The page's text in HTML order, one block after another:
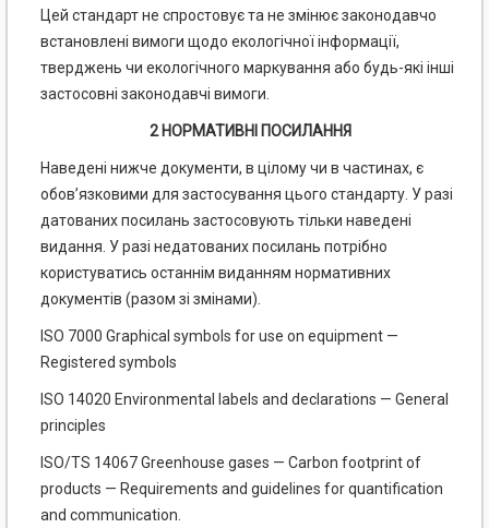
Цей стандарт не спростовує та не змінює законодавчо
встановлені вимоги щодо екологічної інформації,
тверджень чи екологічного маркування або будь-які інші
застосовні законодавчі вимоги.
2 НОРМАТИВНІ ПОСИЛАННЯ
Наведені нижче документи, в цілому чи в частинах, є
обов’язковими для застосування цього стандарту. У разі
датованих посилань застосовують тільки наведені
видання. У разі недатованих посилань потрібно
користуватись останнім виданням нормативних
документів (разом зі змінами).
ISO 7000 Graphical symbols for use on equipment —
Registered symbols
ISO 14020 Environmental labels and declarations — General
principles
ISO/TS 14067 Greenhouse gases — Carbon footprint of
products — Requirements and guidelines for quantification
and communication.